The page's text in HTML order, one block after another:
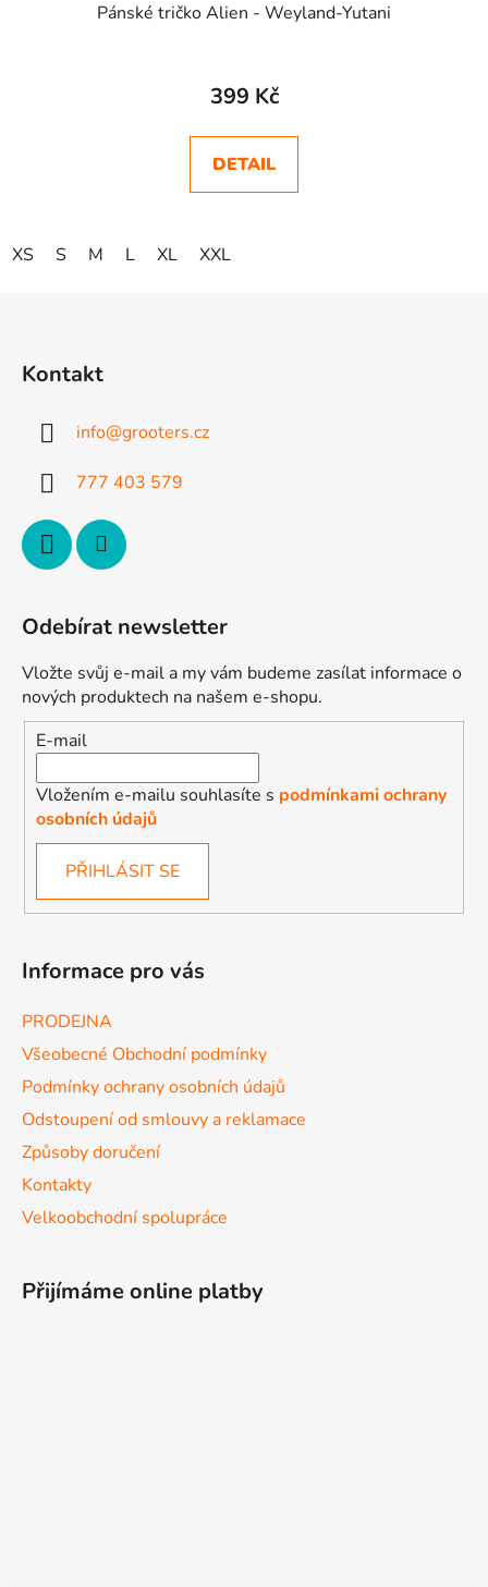
Pánské tričko Alien - Weyland-Yutani
399 Kč
DETAIL
XS S M L XL XXL
Kontakt
info@grooters.cz
777 403 579
Odebírat newsletter
Vložte svůj e-mail a my vám budeme zasílat informace o
nových produktech na našem e-shopu.
E-mail
Vložením e-mailu souhlasíte s podmínkami ochrany
osobních údajů
PŘIHLÁSIT SE
Informace pro vás
PRODEJNA
Všeobecné Obchodní podmínky
Podmínky ochrany osobních údajů
Odstoupení od smlouvy a reklamace
Způsoby doručení
Kontakty
Velkoobchodní spolupráce
Přijímáme online platby